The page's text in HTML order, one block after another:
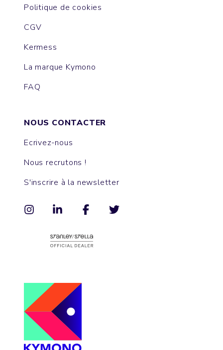
Politique de cookies
CGV
Kermess
La marque Kymono
FAQ
NOUS CONTACTER
Ecrivez-nous
Nous recrutons !
S'inscrire à la newsletter